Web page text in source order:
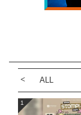
ALL
1